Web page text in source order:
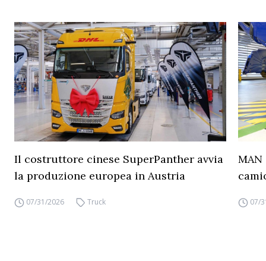
Il costruttore cinese SuperPanther avvia
la produzione europea in Austria
07/31/2026 Truck 07/